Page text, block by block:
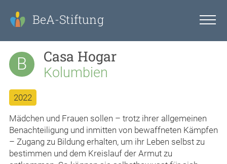
BeA-Stiftung
B Casa Hogar
Kolumbien
2022
Mädchen und Frauen sollen – trotz ihrer allgemeinen
Benachteiligung und inmitten von bewaffneten Kämpfen
– Zugang zu Bildung erhalten, um ihr Leben selbst zu
bestimmen und dem Kreislauf der Armut zu